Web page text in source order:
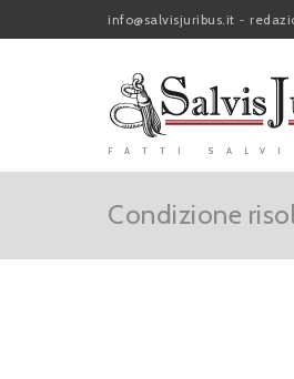
info@salvisjuribus.it -
FATTI
Condizione